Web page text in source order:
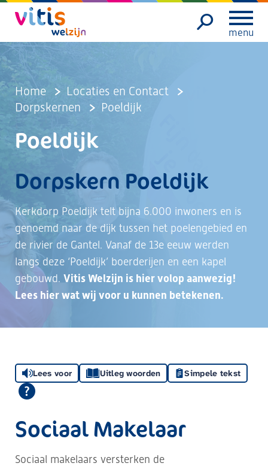
menu
Home
Locaties en Contact
Dorpskernen
Poeldijk
Poeldijk
Dorpskern Poeldijk
Kerkdorp Poeldijk telt bijna 6.000 inwoners en is
genoemd naar de dijk tussen het poelengebied en
de rivier de Gantel. Vanaf de 13e eeuw werden
langs deze ‘Poeldijk’ boerderijen en een kapel
gebouwd. Vitis Welzijn is hier volop aanwezig!
Lees hier wat wij voor u kunnen betekenen.
Lees voor Uitleg woorden Simpele tekst
Sociaal Makelaar
Sociaal makelaars versterken de